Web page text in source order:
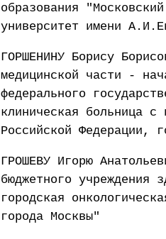
образования
университет имени
ГОРШЕНИНУ Борису
медицинской части -
федерального
клиническая больница с
Российской Федерации,
ГРОШЕВУ Игорю
бюджетного учреждения
городская
города Москвы"